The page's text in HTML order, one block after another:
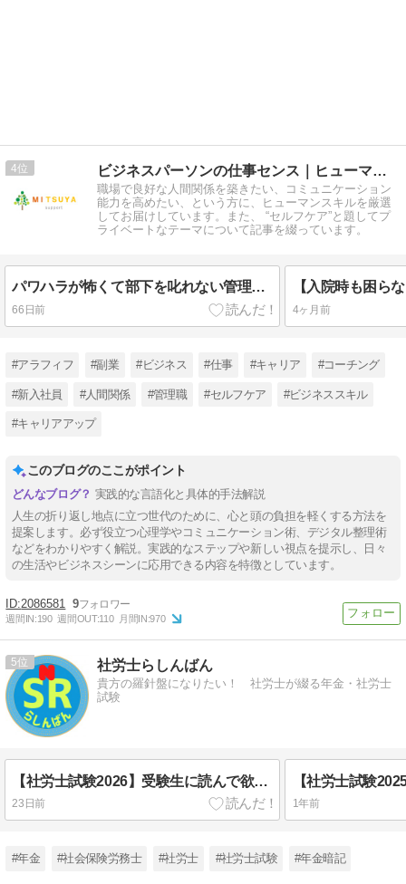
4 ビジネスパーソンの仕事センス｜ヒューマンスキルの提案
職場で良好な人間関係を築きたい、コミュニケーション
能力を高めたい、という方に、ヒューマンスキルを厳選
してお届けしています。また、 “セルフケア”と題してプ
ライベートなテーマについて記事を綴っています。
パワハラが怖くて部下を叱れない管理職へ｜関係を壊さないフィードバックの技術
66日前 4ヶ月前
#アラフィフ #副業 #ビジネス #仕事 #キャリア #コーチング
#新入社員 #人間関係 #管理職 #セルフケア #ビジネススキル
#キャリアアップ
このブログのここがポイント
実践的な言語化と具体的手法解説
人生の折り返し地点に立つ世代のために、心と頭の負担を軽くする方法を
提案します。必ず役立つ心理学やコミュニケーション術、デジタル整理術
などをわかりやすく解説。実践的なステップや新しい視点を提示し、日々
の生活やビジネスシーンに応用できる内容を特徴としています。
2086581 9
週間IN:190 週間OUT:110 月間IN:970
5 社労士らしんばん
貴方の羅針盤になりたい！ 社労士が綴る年金・社労士
試験
【社労士試験2026】受験生に読んで欲しいこと（解答分布編）
23日前 1年前
#年金 #社会保険労務士 #社労士 #社労士試験 #年金暗記